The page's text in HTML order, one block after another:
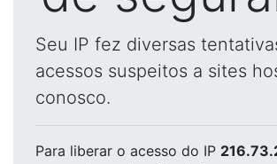
Seu IP fez diversas
acessos suspeitos a sites
conosco.
Para liberar o acesso do IP